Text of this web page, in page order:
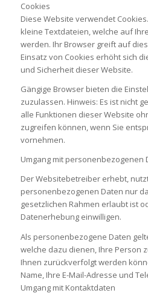
Cookies
Diese Website verwendet
kleine Textdateien, welche auf
werden. Ihr Browser greift auf
Einsatz von Cookies erhöht sich
und Sicherheit dieser Website.
Gängige Browser bieten die
zuzulassen. Hinweis: Es ist nicht
alle Funktionen dieser Website
zugreifen können, wenn Sie
vornehmen.
Umgang mit personenbezogenen
Der Websitebetreiber erhebt,
personenbezogenen Daten nur
gesetzlichen Rahmen erlaubt ist
Datenerhebung einwilligen.
Als personenbezogene Daten
welche dazu dienen, Ihre Person
Ihnen zurückverfolgt werden
Name, Ihre E-Mail-Adresse und
Umgang mit Kontaktdaten